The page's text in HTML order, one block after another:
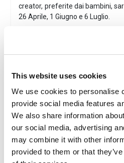
This website uses cookies
We use cookies to personalise
provide social media features
We also share information
our social media, advertising
may combine it with other
provided to them or that
creator, preferite dai bambini,
26 Aprile, 1 Giugno e 6 Luglio.
Bambini fino a 10 anni gratis
02/06/26 al 16/07/26 e dal 30/
Posizione
L'Hotel Madison*** è situato
zona molto tranquilla a soli due
Info utili
Spiaggia convenzionatada